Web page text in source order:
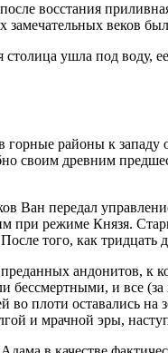
восстания
замечательных веков
столица ушла под
горные районы к
своим древним
Ван передал
при режиме Князя.
того, как
андонитов, к
бессмертными, и все
во плоти оставались
и мрачной эры,